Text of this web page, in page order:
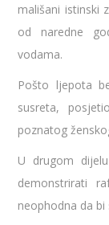
mališani istinski
od naredne
vodama.
Pošto ljepota
susreta,
poznatog
U drugom
demonstrirati
neophodna da bi